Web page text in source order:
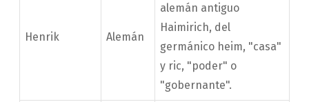
Henrik Alemán
alemán antiguo
Haimirich, del
germánico heim, "casa"
y ric, "poder" o
"gobernante".